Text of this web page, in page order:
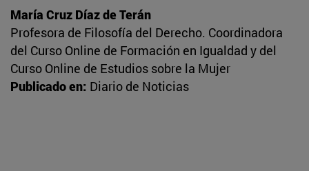
María Cruz Díaz de Terán
Profesora de Filosofía del Derecho. Coordinadora
del Curso Online de Formación en Igualdad y del
Curso Online de Estudios sobre la Mujer
Publicado en: Diario de Noticias